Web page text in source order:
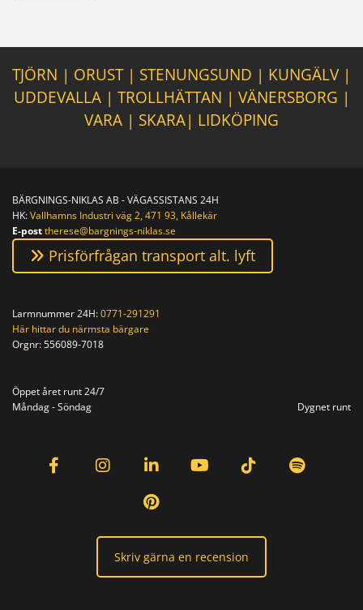
TJÖRN | ORUST| STENUNGSUND | KUNGÄLV|
UDDEVALLA| TROLLHÄTTAN | VÄNERSBORG |
VARA | SKARA| LIDKÖPING
BÄRGNINGS-NIKLAS AB - VÄGASSISTANS 24H
HK:Vallhamns Industri väg 2, 471 93, Kållekär
E-posttherese@bargnings-niklas.se
Prisförfrågan transport alt. lyft
Larmnummer 24H:0771-291291
Här hittar du närmsta bärgare
Orgnr:556089-7018
Öppet året runt 24/7
Måndag - Söndag
Dygnet runt
Skriv gärna en recension